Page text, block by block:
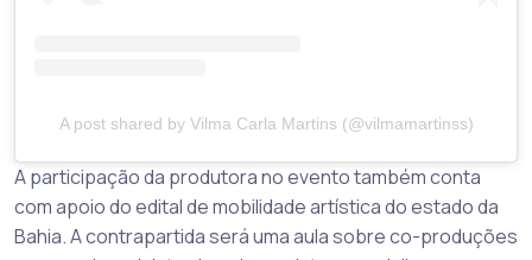
A post shared by Vilma Carla Martins (@vilmamartinss)
A participação da produtora no evento também conta
com apoio do edital de mobilidade artística do estado da
Bahia. A contrapartida será uma aula sobre co-produções